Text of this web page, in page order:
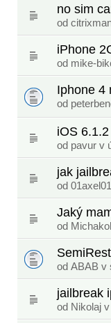
no sim
od
iPhone
od mike-
Iphone 4
od
iOS
od pavur v
jak
od 01axel01
Jaký
od
od ABAB v
jailbreak
od Nikolaj v